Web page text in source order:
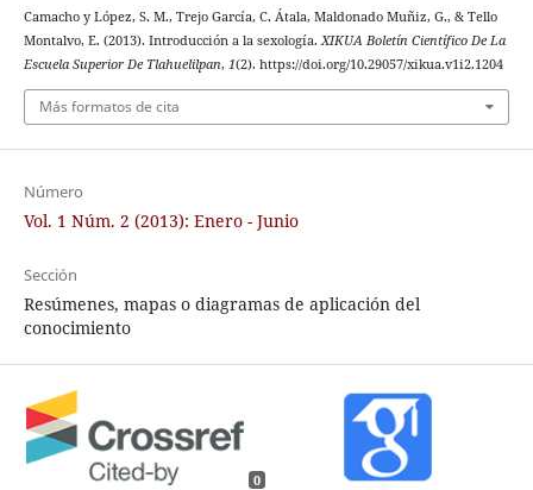
Camacho y López, S. M., Trejo García, C. Átala, Maldonado Muñiz, G., & Tello
Montalvo, E. (2013). Introducción a la sexología.XIKUA Boletín Científico De La
Escuela Superior De Tlahuelilpan, 1(2). https://doi.org/10.29057/xikua.v1i2.1204
Más formatos de cita
Número
Vol. 1 Núm. 2 (2013): Enero - Junio
Sección
Resúmenes, mapas o diagramas de aplicación del
conocimiento
0